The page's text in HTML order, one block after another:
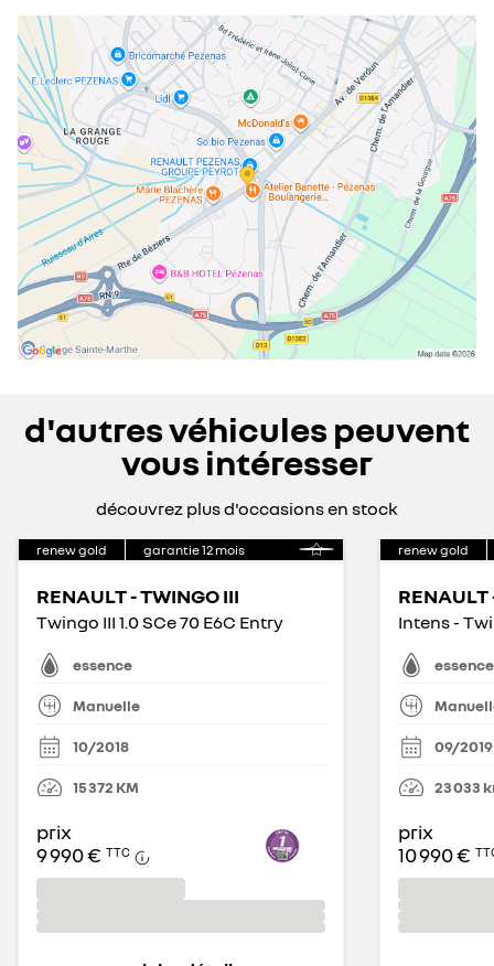
mardi
08:30 - 12:00
14:00 - 19:00
mercredi
08:30 - 12:0014:00 - 19:00
jeudi
08:30 - 12:0014:00 - 19:00
vendredi
08:30 - 12:0014:00 - 19:00
samedi
09:00 - 12:0014:00 - 18:00
dimanche
fermé
d'autres véhicules peuvent
vous intéresser
découvrez plus d'occasions en stock
renew gold garantie12 mois
RENAULT - TWINGO III
Twingo III 1.0 SCe 70 E6C Entry
essence
Manuelle
10/2018
15 372 KM
prix
9 990 € TTC
renew gold
RENAULT
Intens -
essence
09/2019
23 033
prix
10 990 €